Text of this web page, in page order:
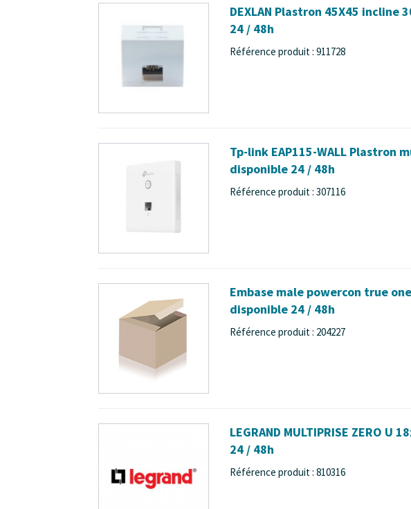
DEXLAN Plastron 45X45 incline
24 / 48h
Référence produit : 911728
Tp-link EAP115-WALL Plastron
disponible 24 / 48h
Référence produit : 307116
Embase male powercon true
disponible 24 / 48h
Référence produit : 204227
LEGRAND MULTIPRISE ZERO U
24 / 48h
Référence produit : 810316